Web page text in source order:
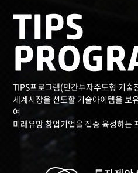
TIPS프로그램(민간투자주도형 기술
세계시장을 선도할 기술아이템을 보
여
미래유망 창업기업을 집중 육성하는